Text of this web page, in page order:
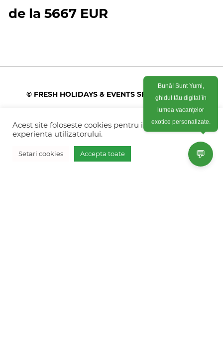
de la 5667 EUR
Vreau oferta personalizata
© FRESH HOLIDAYS & EVENTS SRL 2026
Colonel Corneliu Popeia 43, Sector 5, Bucuresti
(vis-a-vis de Greengate)
+40770 574 088
Acest site foloseste cookies pentru imbunatati
experienta utilizatorului.
Setari cookies Accepta toate 💬
Bună! Sunt Yumi,
ghidul tău digital în
lumea vacanțelor
exotice personalizate.